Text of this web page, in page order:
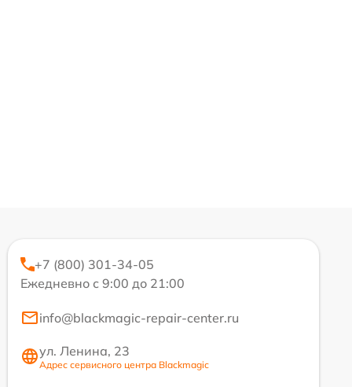
+7 (800) 301-34-05
Ежедневно с 9:00 до 21:00
info@blackmagic-repair-center.ru
ул. Ленина, 23
Адрес сервисного центра Blackmagic